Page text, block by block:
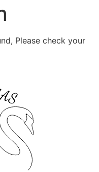
Please check your